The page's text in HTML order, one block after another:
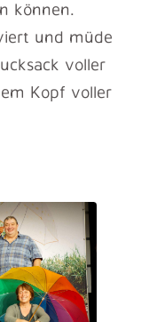
können.
und müde
voller
Kopf voller